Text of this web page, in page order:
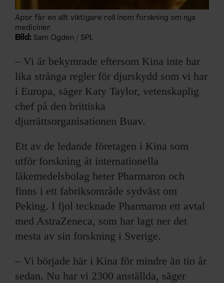
OM F&F
Apor får en allt viktigare roll inom forskning om nya
mediciner.
Bild: Sam Ogden / SPL
– Vi är bekymrade eftersom Kina inte har
lika stränga regler för djurskydd som vi har
i Europa, säger Katy Taylor, vetenskaplig
chef på den brittiska
djurrättsorganisationen Buav.
Ett av de ledande företagen i Kina som
utför forskning åt internationella
läkemedelsbolag heter Pharmaron och
finns i ett fabriksområde sydväst om
Peking. I fjol tecknade Pharmaron ett avtal
med AstraZeneca, som har lagt ner det
mesta av sin forskning i Sverige.
– Vi började här i Kina för mindre än tio år
sedan. Nu har vi 2300 anställda, säger